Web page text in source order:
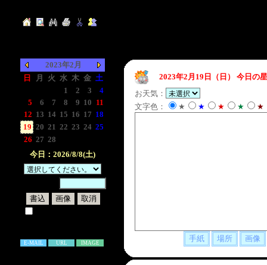
2023年2月
日
月 火 水 木 金 土
1 2 3
4
5
6 7 8 9 10 11
12 13 14 15 16 17 18
19 20 21 22 23 24 25
26 27 28
今日：2026/8/8(土)
E-MAIL URL IMAGE
2023年2月19日（日）
今日の
お天気：
文字色：
★ ★ ★ ★ ★